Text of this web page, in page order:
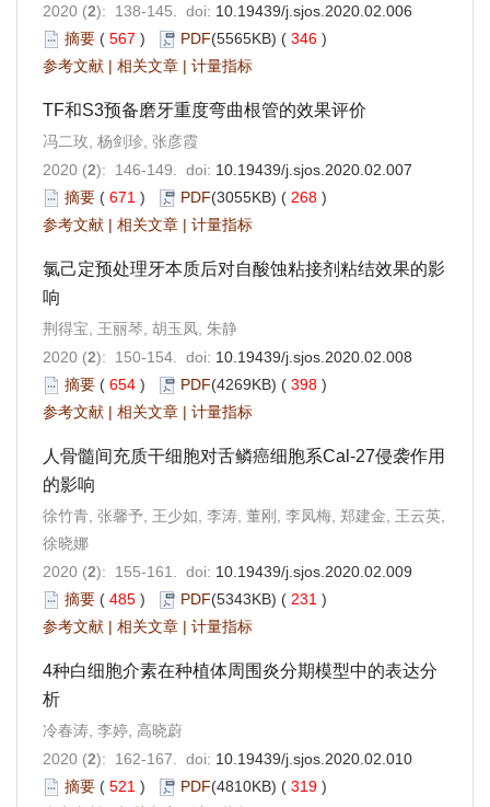
2020 (2): 138-145. doi: 10.19439/j.sjos.2020.02.006
摘要 ( 567 ) PDF(5565KB) ( 346 )
参考文献 | 相关文章 | 计量指标
TF和S3预备磨牙重度弯曲根管的效果评价
冯二玫, 杨剑珍, 张彦霞
2020 (2): 146-149. doi: 10.19439/j.sjos.2020.02.007
摘要 ( 671 ) PDF(3055KB) ( 268 )
参考文献 | 相关文章 | 计量指标
氯己定预处理牙本质后对自酸蚀粘接剂粘结效果的影
响
荆得宝, 王丽琴, 胡玉凤, 朱静
2020 (2): 150-154. doi: 10.19439/j.sjos.2020.02.008
摘要 ( 654 ) PDF(4269KB) ( 398 )
参考文献 | 相关文章 | 计量指标
人骨髓间充质干细胞对舌鳞癌细胞系Cal-27侵袭作用
的影响
徐竹青, 张馨予, 王少如, 李涛, 董刚, 李凤梅, 郑建金, 王云英,
徐晓娜
2020 (2): 155-161. doi: 10.19439/j.sjos.2020.02.009
摘要 ( 485 ) PDF(5343KB) ( 231 )
参考文献 | 相关文章 | 计量指标
4种白细胞介素在种植体周围炎分期模型中的表达分
析
冷春涛, 李婷, 高晓蔚
2020 (2): 162-167. doi: 10.19439/j.sjos.2020.02.010
摘要 ( 521 ) PDF(4810KB) ( 319 )